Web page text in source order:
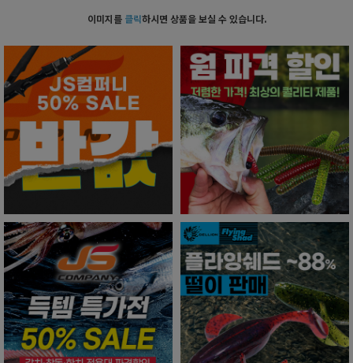
이미지를 클릭하시면 상품을 보실 수 있습니다.